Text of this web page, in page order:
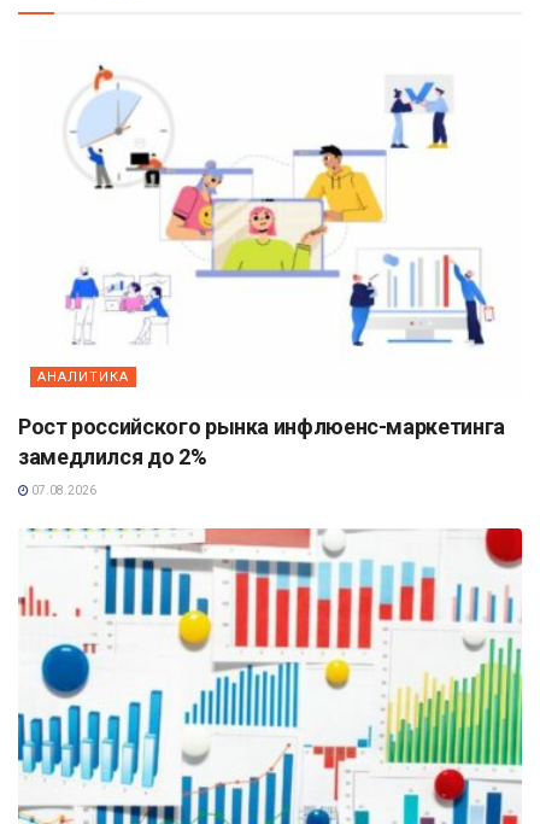
АНАЛИТИКА
Рост российского рынка инфлюенс-маркетинга
замедлился до 2%
07.08.2026